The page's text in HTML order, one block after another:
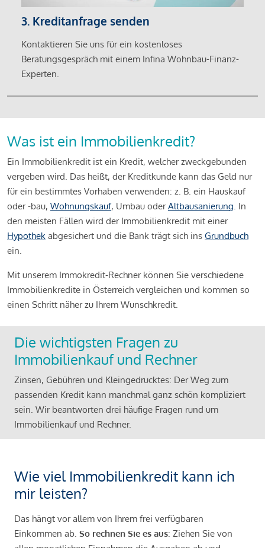
3. Kreditanfrage senden
Kontaktieren Sie uns für ein kostenloses
Beratungsgespräch mit einem Infina Wohnbau-Finanz-
Experten.
Was ist ein Immobilienkredit?
Ein Immobilienkredit ist ein Kredit, welcher zweckgebunden
vergeben wird. Das heißt, der Kreditkunde kann das Geld nur
für ein bestimmtes Vorhaben verwenden: z. B. ein Hauskauf
oder -bau, Wohnungskauf, Umbau oderAltbausanierung. In
den meisten Fällen wird der Immobilienkredit mit einer
Hypothek abgesichert und die Bank trägt sich ins Grundbuch
ein.
Mit unserem Immokredit-Rechner können Sie verschiedene
Immobilienkredite in Österreich vergleichen und kommen so
einen Schritt näher zu Ihrem Wunschkredit.
Die wichtigsten Fragen zu
Immobilienkauf und Rechner
Zinsen, Gebühren und Kleingedrucktes: Der Weg zum
passenden Kredit kann manchmal ganz schön kompliziert
sein. Wir beantworten drei häufige Fragen rund um
Immobilienkauf und Rechner.
Wie viel Immobilienkredit kann ich
mir leisten?
Das hängt vor allem von Ihrem frei verfügbaren
Einkommen ab. So rechnen Sie es aus: Ziehen Sie von